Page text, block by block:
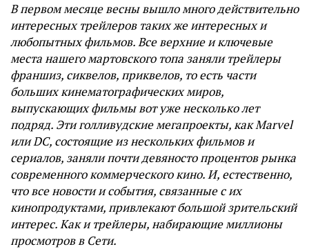
В первом месяце весны вышло много действительно
интересных трейлеров таких же интересных и
любопытных фильмов. Все верхние и ключевые
места нашего мартовского топа заняли трейлеры
франшиз, сиквелов, приквелов, то есть части
больших кинематографических миров,
выпускающих фильмы вот уже несколько лет
подряд. Эти голливудские мегапроекты, как Marvel
или DC, состоящие из нескольких фильмов и
сериалов, заняли почти девяносто процентов рынка
современного коммерческого кино. И, естественно,
что все новости и события, связанные с их
кинопродуктами, привлекают большой зрительский
интерес. Как и трейлеры, набирающие миллионы
просмотров в Сети.